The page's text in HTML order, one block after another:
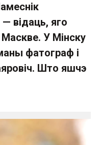
відаць, яго
У Мінску
фатограф і
Што яшчэ